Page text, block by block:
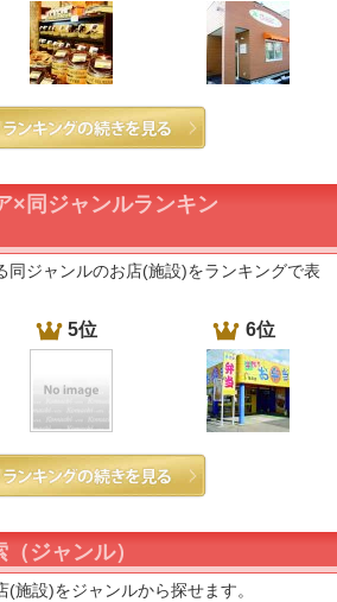
×同ジャンルランキン
同ジャンルのお店(施設)をランキングで表
5位 6位
ジャンル）
施設)をジャンルから探せます。